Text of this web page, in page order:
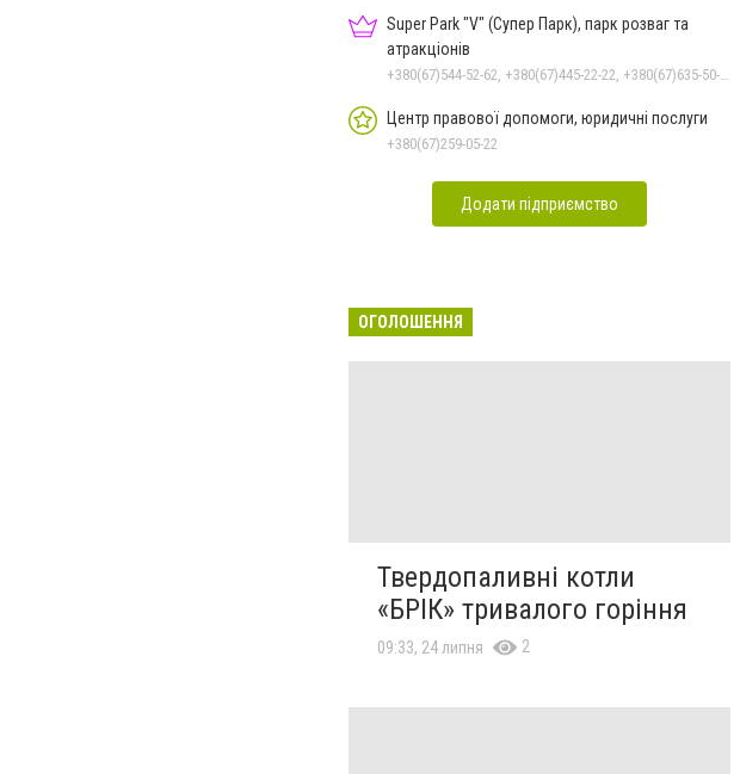
Super Park "V" (Супер Парк), парк розваг та
атракціонів
+380(67)544-52-62, +380(67)445-22-22, +380(67)635-50-50
Центр правової допомоги, юридичні послуги
+380(67)259-05-22
Додати підприємство
ОГОЛОШЕННЯ
Твердопаливні котли
«БРІК» тривалого горіння
09:33, 24 липня 2